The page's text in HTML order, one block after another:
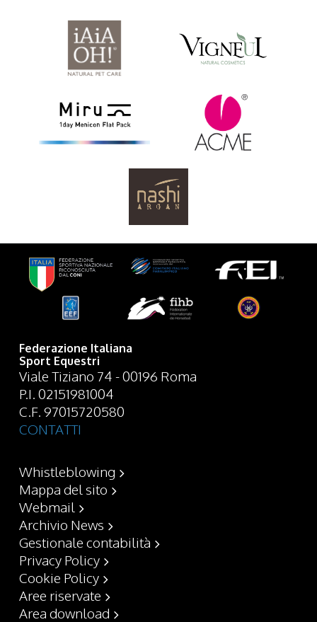
Federazione Italiana
Sport Equestri
Viale Tiziano 74 - 00196 Roma
P.I. 02151981004
C.F. 97015720580
CONTATTI
Whistleblowing
Mappa del sito
Webmail
Archivio News
Gestionale contabilità
Privacy Policy
Cookie Policy
Aree riservate
Area download